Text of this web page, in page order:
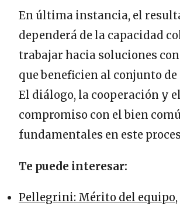
En última instancia, el
dependerá de la capacidad
trabajar hacia soluciones
que beneficien al conjunto de
El diálogo, la cooperación y el
compromiso con el bien
fundamentales en este
Te puede interesar:
Pellegrini: Mérito del equipo,